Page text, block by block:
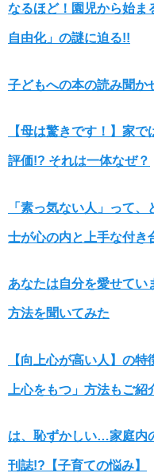
なるほど！園児から始ま
自由化」の謎に迫る!!
子どもへの本の読み聞か
【母は驚きです！】家
評価!? それは一体なぜ？
「素っ気ない人」って
士が心の内と上手な付き
あなたは自分を愛せてい
方法を聞いてみた
【向上心が高い人】の
上心をもつ」方法もご紹
は、恥ずかしい…家庭内
刊誌!?【子育ての悩み】